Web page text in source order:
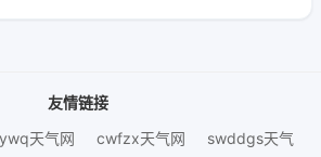
友情链接
天气网 cwfzx天气网
swddgs天气